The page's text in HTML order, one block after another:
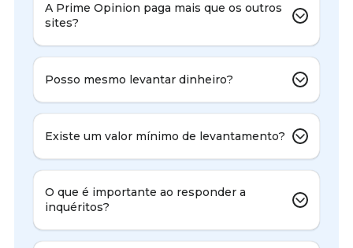
A Prime Opinion paga mais que os outros
sites?
Posso mesmo levantar dinheiro?
Existe um valor mínimo de levantamento?
O que é importante ao responder a
inquéritos?